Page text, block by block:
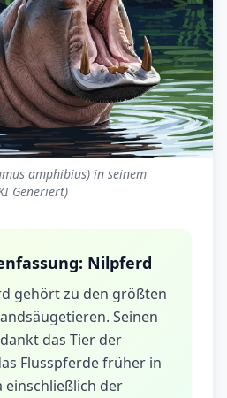
amphibius) in seinem
Generiert)
Nilpferd
gehört zu den größten
Seinen
das Tier der
Flusspferde früher in
einschließlich der